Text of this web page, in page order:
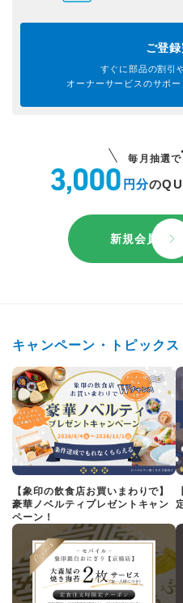
ご登録
すぐに部品の割引
オーナーサービスのサポー
毎月抽選で
円分の
新規会員登録
キャンペーン・トピックス
【象印の飲食店お買いまわりで】
豪華ノベルティプレゼントキャン
ペーン！